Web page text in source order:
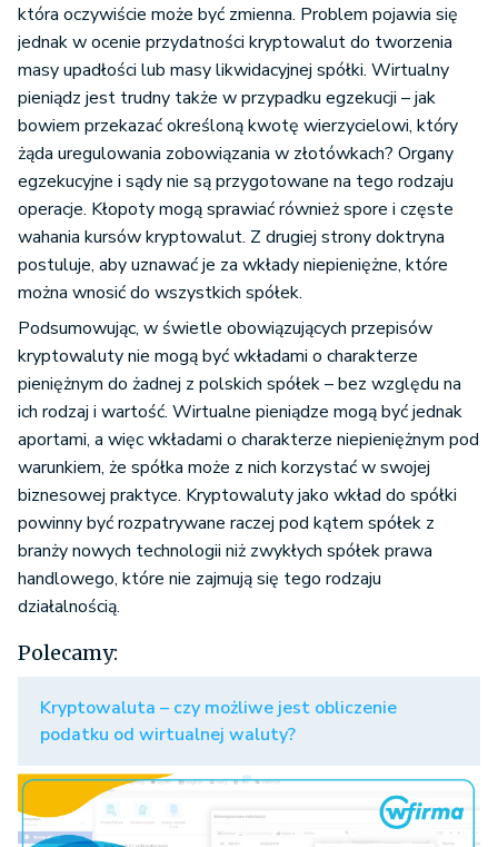
która oczywiście może być zmienna. Problem pojawia się
jednak w ocenie przydatności kryptowalut do tworzenia
masy upadłości lub masy likwidacyjnej spółki. Wirtualny
pieniądz jest trudny także w przypadku egzekucji – jak
bowiem przekazać określoną kwotę wierzycielowi, który
żąda uregulowania zobowiązania w złotówkach? Organy
egzekucyjne i sądy nie są przygotowane na tego rodzaju
operacje. Kłopoty mogą sprawiać również spore i częste
wahania kursów kryptowalut. Z drugiej strony doktryna
postuluje, aby uznawać je za wkłady niepieniężne, które
można wnosić do wszystkich spółek.
Podsumowując, w świetle obowiązujących przepisów
kryptowaluty nie mogą być wkładami o charakterze
pieniężnym do żadnej z polskich spółek – bez względu na
ich rodzaj i wartość. Wirtualne pieniądze mogą być jednak
aportami, a więc wkładami o charakterze niepieniężnym pod
warunkiem, że spółka może z nich korzystać w swojej
biznesowej praktyce. Kryptowaluty jako wkład do spółki
powinny być rozpatrywane raczej pod kątem spółek z
branży nowych technologii niż zwykłych spółek prawa
handlowego, które nie zajmują się tego rodzaju
działalnością.
Polecamy:
Kryptowaluta – czy możliwe jest obliczenie
podatku od wirtualnej waluty?